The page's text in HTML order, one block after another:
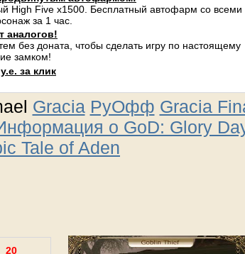
Five x1500. Бесплатный автофарм со всеми
за 1 час.
аналогов!
без доната, чтобы сделать игру по настоящему
замком!
за клик
Gracia РуОфф Gracia
о GoD: Glory
Tale of Aden
20